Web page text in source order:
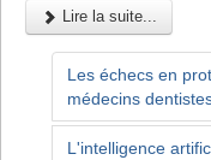
Lire la suite...
Les échecs en
médecins
L'intelligence